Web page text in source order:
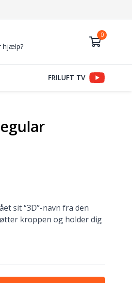
hjælp?
FRILUFT TV
sit “3D”-navn fra den
kroppen og holder dig